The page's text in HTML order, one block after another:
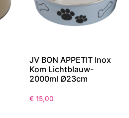
JV BON APPETIT Inox
Kom Lichtblauw-
2000ml Ø23cm
€ 15,00